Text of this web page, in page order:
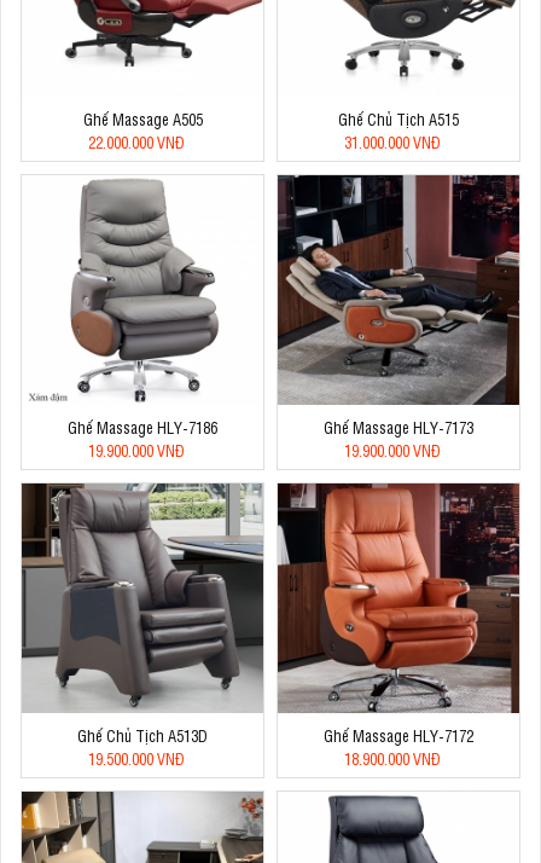
Ghế Massage A505
22.000.000 VNĐ
Ghế Chủ Tịch A515
31.000.000 VNĐ
Ghế Massage HLY-7186
19.900.000 VNĐ
Ghế Massage HLY-7173
19.900.000 VNĐ
Ghế Chủ Tịch A513D
19.500.000 VNĐ
Ghế Massage HLY-7172
18.900.000 VNĐ